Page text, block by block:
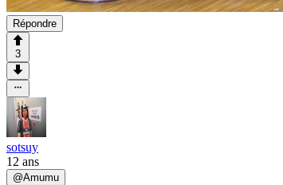
Répondre
3
sotsuy
12 ans
@Amumu